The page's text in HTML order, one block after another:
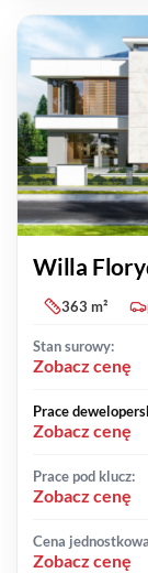
Willa
363 m²
Stan surowy:
Zobacz cenę
Prace
Zobacz cenę
Prace pod klucz:
Zobacz cenę
Cena
Zobacz cenę